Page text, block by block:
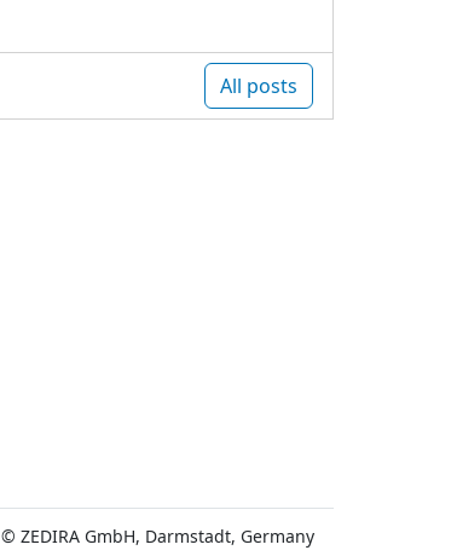
All posts
© ZEDIRA GmbH, Darmstadt, Germany